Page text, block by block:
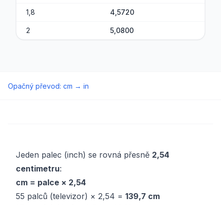
1,8 4,5720
2 5,0800
Opačný převod: cm → in
Jeden palec (inch) se rovná přesně 2,54
centimetru:
cm = palce × 2,54
55 palců (televizor) × 2,54 = 139,7 cm